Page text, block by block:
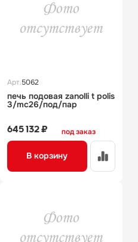
Арт.5062
печь подовая zanolli t polis
3/mc26/под/пар
под заказ
645 132 ₽
В корзину